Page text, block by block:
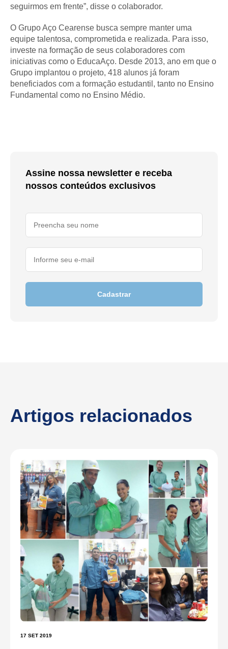
seguirmos em frente”, disse o colaborador.
O Grupo Aço Cearense busca sempre manter uma
equipe talentosa, comprometida e realizada. Para isso,
investe na formação de seus colaboradores com
iniciativas como o EducaAço. Desde 2013, ano em que o
Grupo implantou o projeto, 418 alunos já foram
beneficiados com a formação estudantil, tanto no Ensino
Fundamental como no Ensino Médio.
Assine nossa newsletter e receba
nossos conteúdos exclusivos
Cadastrar
Artigos relacionados
17 SET 2019